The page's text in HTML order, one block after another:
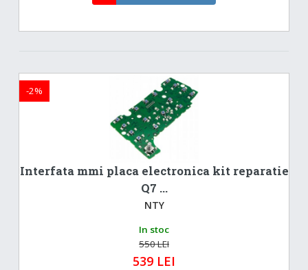
Interfata mmi placa electronica kit reparatie
Q7 ...
NTY
-2%
In stoc
550 LEI
539 LEI